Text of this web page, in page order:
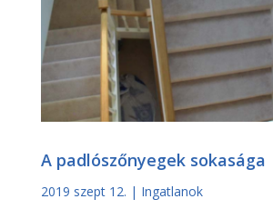
A padlószőnyegek sokasága
2019 szept 12. | Ingatlanok